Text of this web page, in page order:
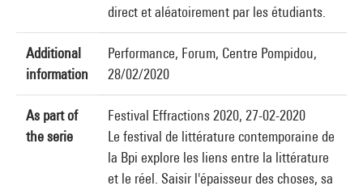
direct et aléatoirement par les étudiants.
Additional
information
Performance, Forum, Centre Pompidou,
28/02/2020
As part of
the serie
Festival Effractions 2020, 27-02-2020
Le festival de littérature contemporaine de
la Bpi explore les liens entre la littérature
et le réel. Saisir l'épaisseur des choses, sa